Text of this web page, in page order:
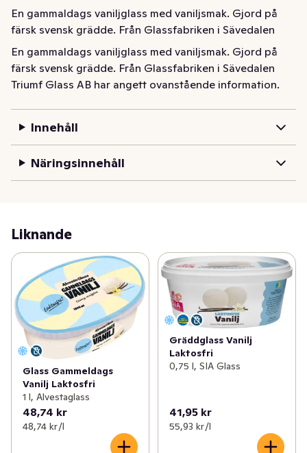
En gammaldags vaniljglass med vaniljsmak. Gjord på
färsk svensk grädde. Från Glassfabriken i Sävedalen
En gammaldags vaniljglass med vaniljsmak. Gjord på
färsk svensk grädde. Från Glassfabriken i Sävedalen
Triumf Glass AB har angett ovanstående information.
Innehåll
Näringsinnehåll
Liknande
Glass Gammeldags
Vanilj Laktosfri
1 l, Alvestaglass
48,74 kr
48,74 kr /l
Gräddglass Vanilj
Laktosfri
0,75 l, SIA Glass
41,95 kr
55,93 kr /l